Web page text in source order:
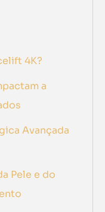
4K?
a
Avançada
Pele e do